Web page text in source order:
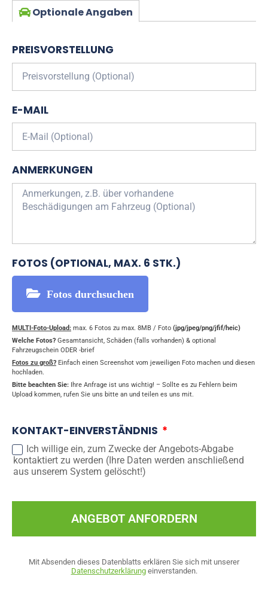
Optionale Angaben
PREISVORSTELLUNG
E-MAIL
ANMERKUNGEN
FOTOS (OPTIONAL, MAX. 6 STK.)
Fotos durchsuchen
MULTI-Foto-Upload: max. 6 Fotos zu max. 8MB / Foto (jpg/jpeg/png/jfif/heic)
Welche Fotos? Gesamtansicht, Schäden (falls vorhanden) & optional
Fahrzeugschein ODER -brief
Fotos zu groß? Einfach einen Screenshot vom jeweiligen Foto machen und diesen
hochladen.
Bitte beachten Sie: Ihre Anfrage ist uns wichtig! – Sollte es zu Fehlern beim
Upload kommen, rufen Sie uns bitte an und teilen es uns mit.
KONTAKT-EINVERSTÄNDNIS
Ich willige ein, zum Zwecke der Angebots-Abgabe
kontaktiert zu werden (Ihre Daten werden anschließend
aus unserem System gelöscht!)
ANGEBOT ANFORDERN
Mit Absenden dieses Datenblatts erklären Sie sich mit unserer
Datenschutzerklärungeinverstanden.